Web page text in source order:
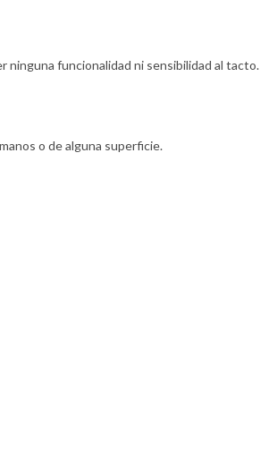
ninguna funcionalidad ni sensibilidad al tacto.
o de alguna superficie.